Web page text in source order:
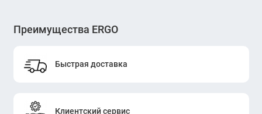
Преимущества ERGO
Быстрая доставка
Клиентский сервис